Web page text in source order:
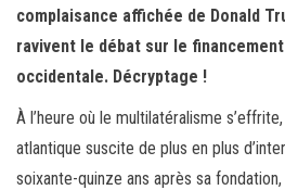
complaisance affichée de Donald
ravivent le débat sur le financement
occidentale. Décryptage !
À l’heure où le multilatéralisme
atlantique suscite de plus en plus
soixante-quinze ans après sa fondation,